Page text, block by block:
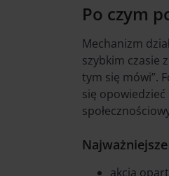
Po czym
Mechanizm
szybkim czasie
tym się mówi”.
się
akcja